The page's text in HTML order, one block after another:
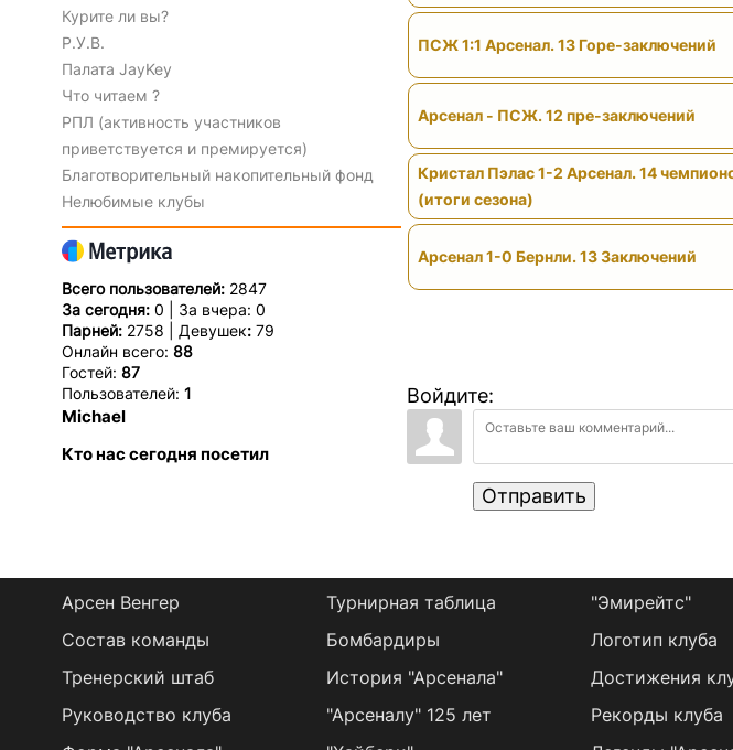
Курите ли вы?
Р.У.В.
Палата JayKey
Что читаем ?
РПЛ (активность участников
приветствуется и премируется)
Благотворительный накопительный фонд
Нелюбимые клубы
Всего пользователей: 2847
За сегодня: 0 | За вчера: 0
Парней: 2758 | Девушек:79
Онлайн всего: 88
Гостей: 87
Пользователей: 1
Michael
Кто нас сегодня посетил
ПСЖ 1:1 Арсенал. 13 Горе-заключений
Арсенал - ПСЖ. 12 пре-заключений
Кристал Пэлас 1-2 Арсенал. 14
(итоги сезона)
Арсенал 1-0 Бернли. 13 Заключений
Войдите:
Отправить
Арсен Венгер
Состав команды
Тренерский штаб
Руководство клуба
Турнирная таблица
Бомбардиры
История "Арсенала"
"Арсеналу" 125 лет
"Эмирейтс"
Логотип клуба
Достижения
Рекорды клуба